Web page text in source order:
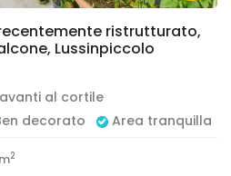
ristrutturato,
Lussinpiccolo
al cortile
decorato Area tranquilla
2